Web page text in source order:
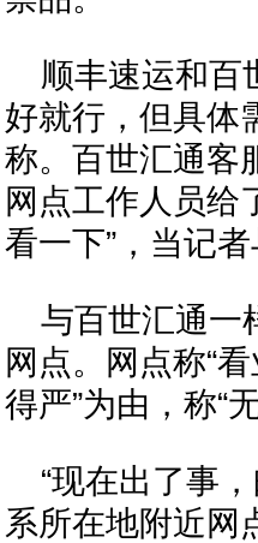
顺丰速运和百
好就行，但具体
称。百世汇通客
网点工作人员给
看一下”，当记
与百世汇通一
网点。网点称“
得严”为由，称“
“现在出了事
系所在地附近网